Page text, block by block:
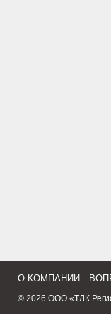
О КОМПАНИИ
© 2026 ООО «ТЛК